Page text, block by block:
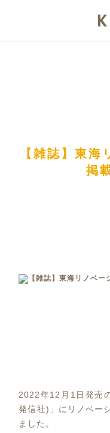
【雑誌】東
掲
2022年12月1日発売
発信社)」にリノベー
ました。